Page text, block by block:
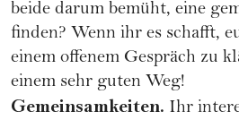
beide darum bemüht, eine
finden? Wenn ihr es schafft,
einem offenem Gespräch zu
einem sehr guten Weg!
Gemeinsamkeiten. Ihr